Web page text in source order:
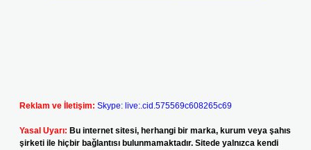
Reklam ve İletişim: Skype: live:.cid.575569c608265c69
Yasal Uyarı: Bu internet sitesi, herhangi bir marka, kurum veya şahıs
şirketi ile hiçbir bağlantısı bulunmamaktadır. Sitede yalnızca kendi